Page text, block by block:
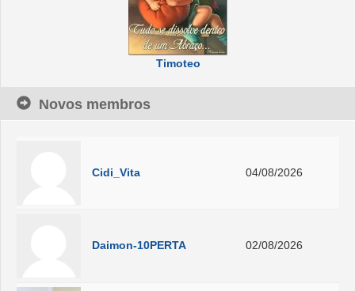
Timoteo
Novos membros
Cidi_Vita 04/08/2026
Daimon-10PERTA 02/08/2026